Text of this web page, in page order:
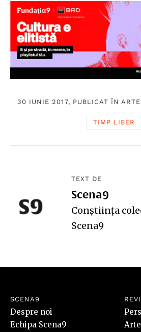
30 IUNIE 2017, PUBLICAT ÎNARTE
TIMP LIBER
TEXT DE
Scena9
Conștiința
Scena9
SCENA9
Despre noi
Echipa Scena9
Arte